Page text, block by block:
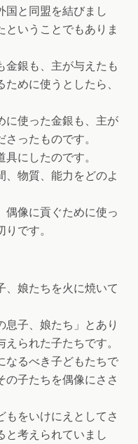
国と同盟を結びまし
ということでもありま
銀も、主が与えたも
めに使うとしたら、
使った金銀も、主が
ったものです。
にしたのです。
物質、能力をどのよ
像に貢ぐために使っ
です。
娘たちを火に焼いて
子、娘たち」とあり
られた子たちです。
なるべき子どもたちで
の子たちを偶像にささ
をいけにえとしてさ
と考えられていまし